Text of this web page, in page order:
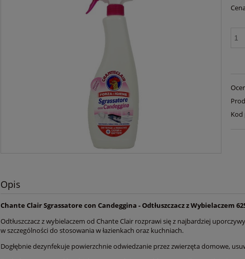
Opis
Chante Clair Sgrassatore con Candeggina - Odtłuszczacz z Wybielaczem
Odtłuszczacz z wybielaczem od Chante Clair rozprawi się z najbardziej
w szczególności do stosowania w łazienkach oraz kuchniach.
Dogłębnie dezynfekuje powierzchnie odwiedzanie przez zwierzęta domowe,